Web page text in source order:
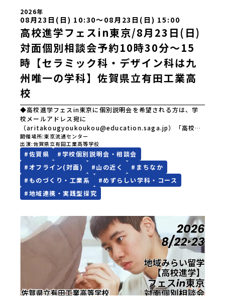
紀遺産」に認定されるなど日本を代表する伝統工芸の町で
す。さらに、有田町には「日本の棚田百選」に選ばれた「岳
の棚田（たなだ）」や「名水百選」や「水源の森百選」に選
ばれた「竜門峡（りゅうもんきょう）」など、思わず立ち止
まりたくなるような自然も広がり、歴史・文化・自然が重な
り合う、“本物”に出会える場所です。そんな歴史・文化が豊
かな佐賀県有田町で実際に町を歩きながら学ぶフィールドワ
ークをしたり、有田焼づくりに関わる職人、町で暮らすプロ
デザイナー、地元の高校で学ぶ生徒などと交流しながら「伝
統的なものづくり」や「未来のデザイン」を一緒に探求でき
ます。ただ体験するだけじゃなくて、 “どうしてこの形なんだ
ろう？” “自分だったらどんなデザインにする？” そんなふう
に考える時間も、このプログラムの大切なポイントです。こ
こで出会う人や体験が、自分の「好き」や「未来」につなが
るかもしれません。この町でしかできない、ちょっと特別な
体験を、ぜひ楽しんでみませんか？体験のおすすめポイント
体験プログラム内容（予定）＜１日目＞（PM）「オリエンテ
ーション・自己紹介ワーク」「有田工業高校見学」 -陶芸技
術をまなぶ！「セラミック科」のまなび場を体験 -デザイン
センスをまなぶ！「デザイン科」のまなび場を体験「フィー
ルドワーク」 -有田の歴史ある名所巡り -有田の歴史的な
（協力：clay studio）「みんなで楽しもう！BBQ」 -BBQ
づくり -仲間や地元の高校生、町の大人たちと交流・対話＜
２日目＞（AM）「1日目の振り返り」「ワークショップ」 -
ゲスト講師によるワークショプ「全体の振り返りワーク」 -
みんなで振り返り対話（PM）「ランチ/お土産タイム」解散
※天候の状況や参加人数によってプログラムを変更する場合
がございます。参加概要【開催場所】佐賀県 有田町（ありた
ちょう）【実施日程】7月4日（土）〜7月5日（日）※参加が
確定した方には6月5日（金） 18:30～20:00に「参加者向け
2026年
08月23日(日) 10:30〜08月23日(日) 15:00
高校進学フェスin東京/8月23日(日)
対面個別相談会予約10時30分～15
時【セラミック科・デザイン科は九
州唯一の学科】佐賀県立有田工業高
校
◆高校進学フェスin東京に個別説明会を希望される方は、学
校メールアドレス宛に
（aritakougyoukoukou@education.saga.jp）「高校進
学フェスin東京・個別説明会予約希望」とご記入のうえ、お
申し込みください。メール確認後、学校より予約シートをメ
ール送付いたしますので、必要事項をご記入のうえご提出く
ださい。【有田工業高等学校はどんなところ！】★「好き」
を、自分の未来に変える 日本磁器発祥の地、有田町にある
佐賀県立有田工業高等学校のセラミック科、デザイン科は九
州唯一の公立学校にある学科です。 セラミック科では、４
００年以上受け継がれてきた有田焼の伝統の工芸技術から、
半導体分野まで学ぶことができます。 デザイン科では、デ
ザインの基本（デッサン・色彩感覚・レイアウト・発想力・
アイデア）から、1人１台の最新Macパソコンを活用し、最先
端のデジタル表現まで幅広く学習し、アイデアを形にする力
と自分らしい表現力を磨いていきます。＊＊＊＊＊＊＊＊＊
＊＊＊＊＊＊＊＊＊＊＊＊＊＊＊＊＊＊＊＊＊＊＊＊＊＊＊
＊＊＊＊＊＊＊＊＊＊＊＊＊＊＊＊＊＊＊＊オンラインフェ
スの短い説明ではお伝えできない詳しい学校の紹介や、有田
町の事や住まいの話などを知ることができます。個別説明会
開催場所 東京流通センター
出演 佐賀県立有田工業高等学校
#佐賀県 #学校個別説明会・相談会
#オフライン(対面) #山の近く # まちなか
# ものづくり・工業系 #めずらしい学科・コース
#地域連携・実践型探究